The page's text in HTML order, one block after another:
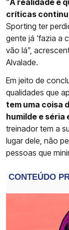
“A realidade é
críticas
Sporting ter
gente já 'fazia a
vão lá”,
Alvalade.
Em jeito de
qualidades que
tem uma coisa
humilde e séria
treinador tem a
lugar dele, não
pessoas que